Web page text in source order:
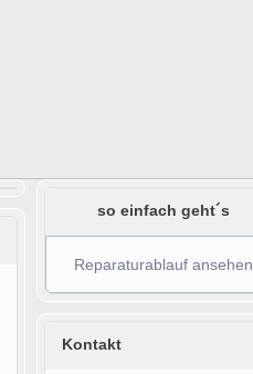
so einfach geht´s
Reparaturablauf ansehen
Kontakt